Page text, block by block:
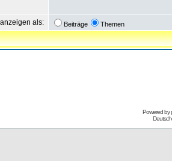
als: Beiträge Themen
Powered by